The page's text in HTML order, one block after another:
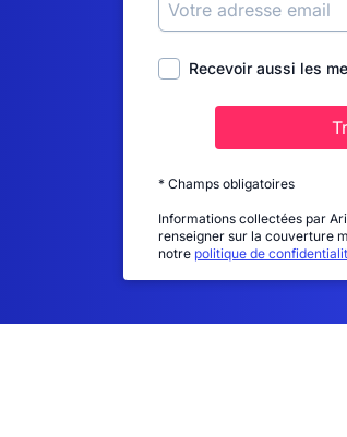
Recevoir aussi les
* Champs obligatoires
Informations collectées par
renseigner sur la couverture
notre politique de